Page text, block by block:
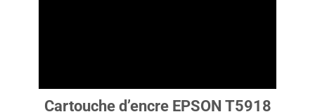
Cartouche d’encre EPSON T5918